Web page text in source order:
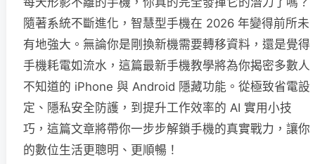
隨著系統不斷進化，智慧型手機在 2026 年變得前所未
有地強大。無論你是剛換新機需要轉移資料，還是覺得
手機耗電如流水，這篇最新手機教學將為你揭密多數人
不知道的 iPhone 與 Android 隱藏功能。從極致省電設
定、隱私安全防護，到提升工作效率的 AI 實用小技
巧，這篇文章將帶你一步步解鎖手機的真實戰力，讓你
的數位生活更聰明、更順暢！